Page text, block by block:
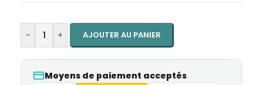
- + AJOUTER AU PANIER
Moyens de paiement acceptés